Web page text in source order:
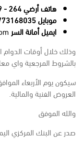
هاتف أرضي 264 - 2644509 2 967+
موبايل
ايميل أمانة السر
وذلك خلال أوقات الدوام
بالشروط المرجعية واي
العروض الفنية والمالية.
والله الموفق
صدر عن البنك المركزي